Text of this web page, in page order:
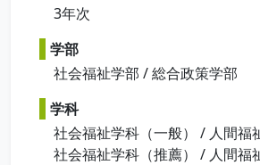
3年次
学部
社会福祉学部 / 総合政策学部
学科
社会福祉学科（一般） / 人間福
社会福祉学科（推薦） / 人間福